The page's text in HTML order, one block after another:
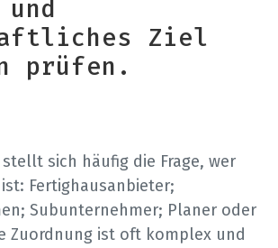
Ziel
prüfen.
sich häufig die Frage, wer
Fertighausanbieter;
Subunternehmer; Planer oder
Zuordnung ist oft komplex und